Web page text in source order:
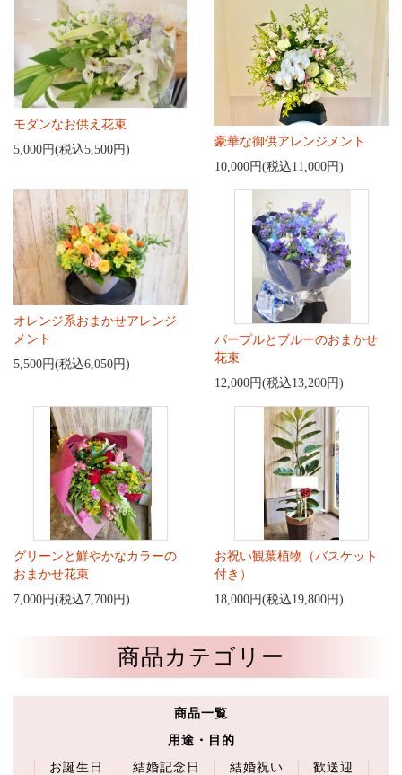
モダンなお供え花束
5,000円(税込5,500円)
豪華な御供アレンジメント
10,000円(税込11,000円)
オレンジ系おまかせアレンジ
メント
5,500円(税込6,050円)
パープルとブルーのおまかせ
花束
12,000円(税込13,200円)
グリーンと鮮やかなカラーの
おまかせ花束
7,000円(税込7,700円)
お祝い観葉植物（バスケット
付き）
18,000円(税込19,800円)
商品カテゴリー
商品一覧
用途・目的
お誕生日
結婚記念日 結婚祝い 歓送迎